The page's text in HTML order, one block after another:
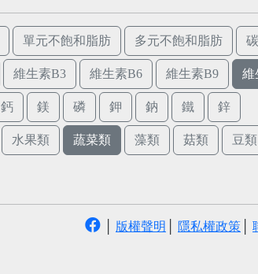
單元不飽和脂肪 多元不飽和脂肪
維生素B3 維生素B6 維生素B9 維
鈣 鎂 磷 鉀 鈉 鐵 鋅
水果類 蔬菜類 藻類 菇類 豆類
版權聲明 隱私權政策